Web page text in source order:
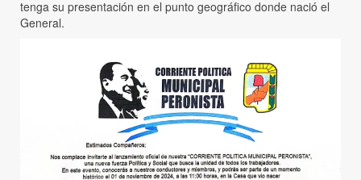
tenga su presentación en el punto geográfico donde nació el
General.